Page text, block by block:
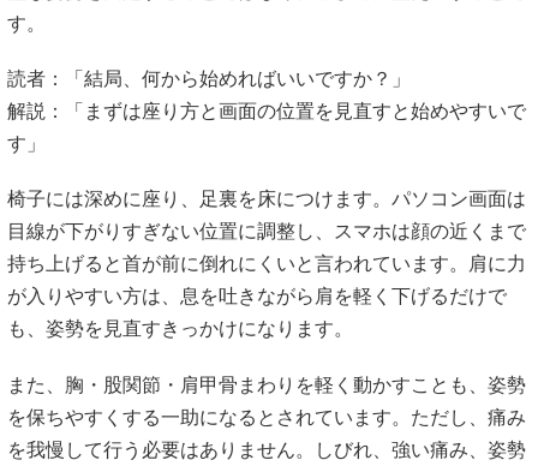
す。
読者：「結局、何から始めればいいですか？」
解説：「まずは座り方と画面の位置を見直すと始めやすいで
す」
椅子には深めに座り、足裏を床につけます。パソコン画面は
目線が下がりすぎない位置に調整し、スマホは顔の近くまで
持ち上げると首が前に倒れにくいと言われています。肩に力
が入りやすい方は、息を吐きながら肩を軽く下げるだけで
も、姿勢を見直すきっかけになります。
また、胸・股関節・肩甲骨まわりを軽く動かすことも、姿勢
を保ちやすくする一助になるとされています。ただし、痛み
を我慢して行う必要はありません。しびれ、強い痛み、姿勢